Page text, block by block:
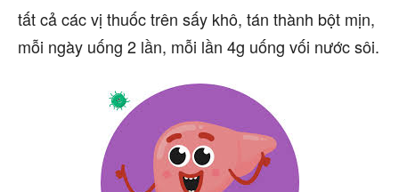
tất cả các vị thuốc trên sấy khô, tán thành bột mịn,
mỗi ngày uống 2 lần, mỗi lần 4g uống vối nước sôi.